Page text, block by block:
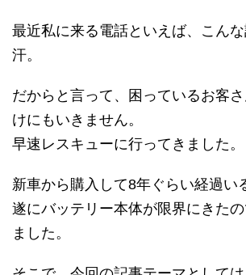
最近私に来る電話といえば、こん
汗。
だからと言って、困っているお客
けにもいきません。
早速レスキューに行ってきました。
新車から購入して8年ぐらい経過い
遂にバッテリー本体が限界にきた
ました。